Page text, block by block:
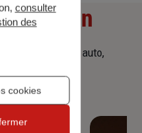
d'assurance, auto,
consulter
des
cookies